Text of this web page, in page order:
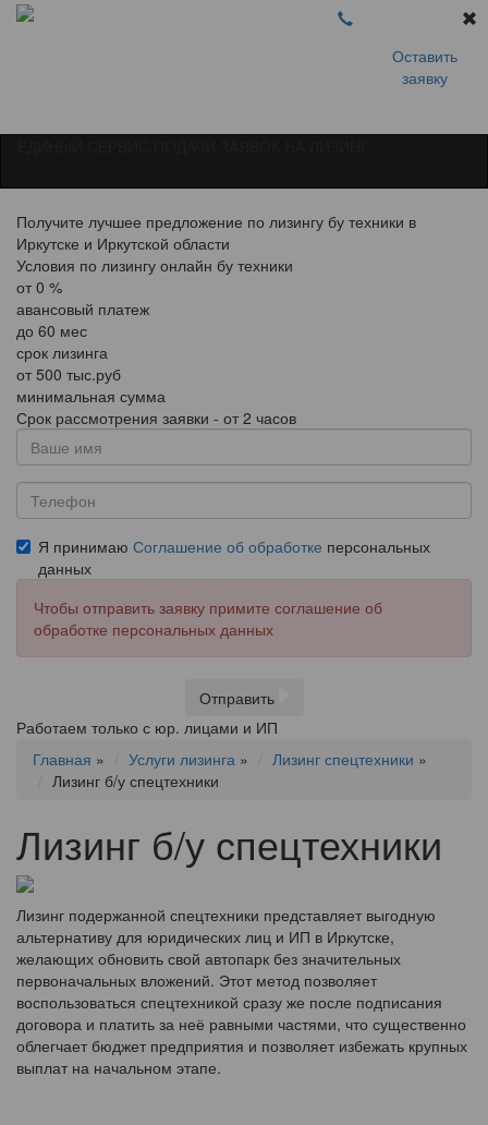
Оставить
заявку
Получите лучшее предложение по лизингу бу техники в
Иркутске и Иркутской области
Условия по лизингу онлайн бу техники
от 0 %
авансовый платеж
до 60 мес
срок лизинга
от 500 тыс.руб
минимальная сумма
Срок рассмотрения заявки - от 2 часов
Я принимаю Соглашение об обработке персональных
данных
Чтобы отправить заявку примите соглашение об
обработке персональных данных
Отправить
Работаем только с юр. лицами и ИП
Главная » Услуги лизинга » Лизинг спецтехники »
Лизинг б/у спецтехники
Лизинг б/у спецтехники
Лизинг подержанной спецтехники представляет выгодную
альтернативу для юридических лиц и ИП в Иркутске,
желающих обновить свой автопарк без значительных
первоначальных вложений. Этот метод позволяет
воспользоваться спецтехникой сразу же после подписания
договора и платить за неё равными частями, что существенно
облегчает бюджет предприятия и позволяет избежать крупных
выплат на начальном этапе.